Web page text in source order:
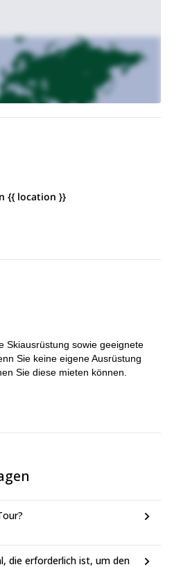
{{ location }}
in den atemberaubenden
Techniken in einer sicheren,
Skiausrüstung sowie geeignete
Sie keine eigene Ausrüstung
Sie diese mieten können.
die erforderlich ist, um den